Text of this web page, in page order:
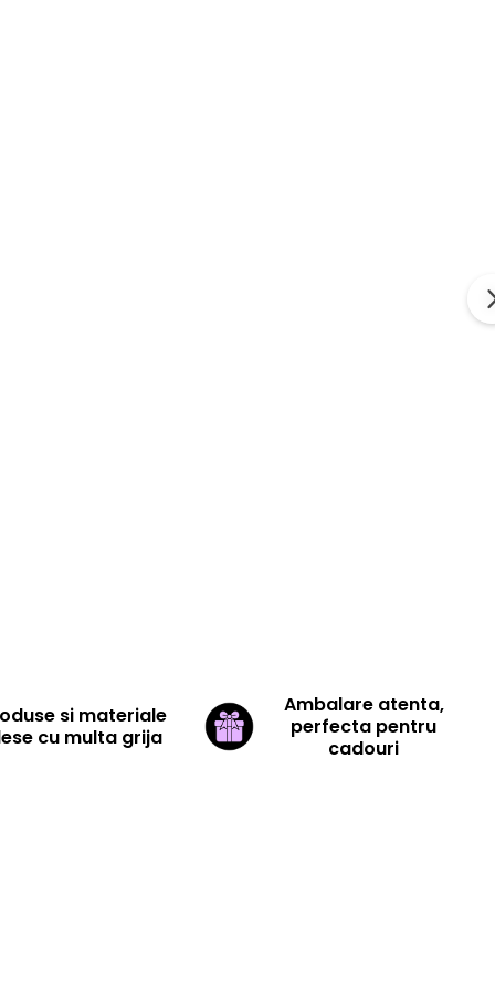
si materiale
cu multa grija
Ambalare atenta,
perfecta pentru
cadouri